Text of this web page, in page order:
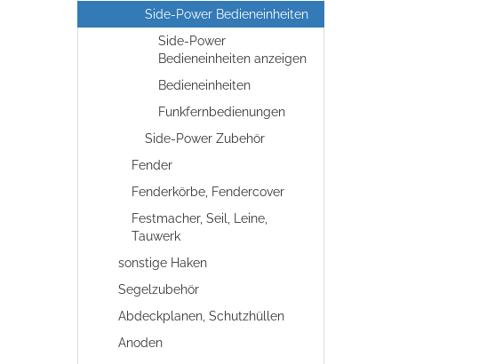
Side-Power Bedieneinheiten
Side-Power
Bedieneinheiten anzeigen
Bedieneinheiten
Funkfernbedienungen
Side-Power Zubehör
Fender
Fenderkörbe, Fendercover
Festmacher, Seil, Leine,
Tauwerk
sonstige Haken
Segelzubehör
Abdeckplanen, Schutzhüllen
Anoden